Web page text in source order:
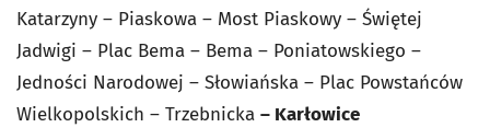
Katarzyny – Piaskowa – Most Piaskowy – Świętej
Jadwigi – Plac Bema – Bema – Poniatowskiego –
Jedności Narodowej – Słowiańska – Plac Powstańców
Wielkopolskich – Trzebnicka – Karłowice